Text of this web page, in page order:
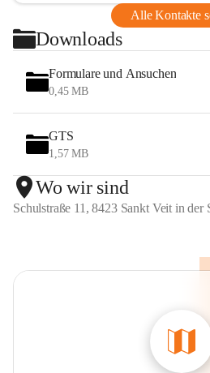
Alle Kontakte
Downloads
Formulare und Ansuchen
0,45 MB
GTS
1,57 MB
Wo wir sind
Schulstraße 11, 8423 Sankt Veit in